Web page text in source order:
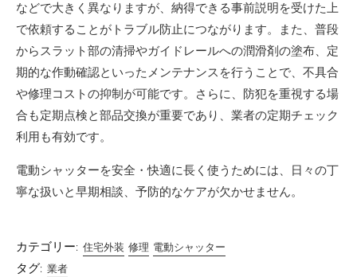
などで大きく異なりますが、納得できる事前説明を受けた上
で依頼することがトラブル防止につながります。また、普段
からスラット部の清掃やガイドレールへの潤滑剤の塗布、定
期的な作動確認といったメンテナンスを行うことで、不具合
や修理コストの抑制が可能です。さらに、防犯を重視する場
合も定期点検と部品交換が重要であり、業者の定期チェック
利用も有効です。
電動シャッターを安全・快適に長く使うためには、日々の丁
寧な扱いと早期相談、予防的なケアが欠かせません。
カテゴリー: 住宅外装 修理 電動シャッター
タグ: 業者